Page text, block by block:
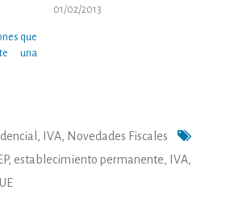
01/02/2013
que
una
, IVA, Novedades Fiscales
EP, establecimiento permanente, IVA,
UE